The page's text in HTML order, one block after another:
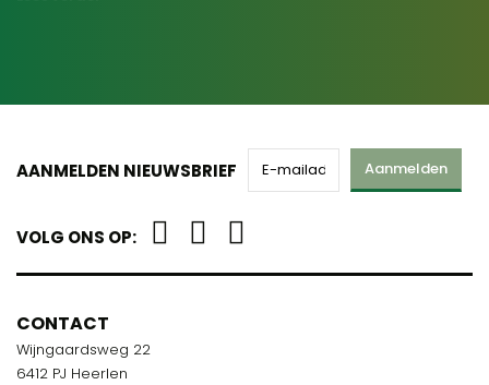
AANMELDEN NIEUWSBRIEF Aanmelden
VOLG ONS OP:
CONTACT
Wijngaardsweg 22
6412 PJ Heerlen